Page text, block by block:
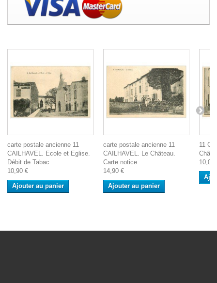
carte postale ancienne 11
CAILHAVEL. Ecole et Eglise.
Débit de Tabac
10,90 €
Ajouter au panier
carte postale ancienne 11
CAILHAVEL. Le Château.
Carte notice
14,90 €
Ajouter au panier
11
10,00